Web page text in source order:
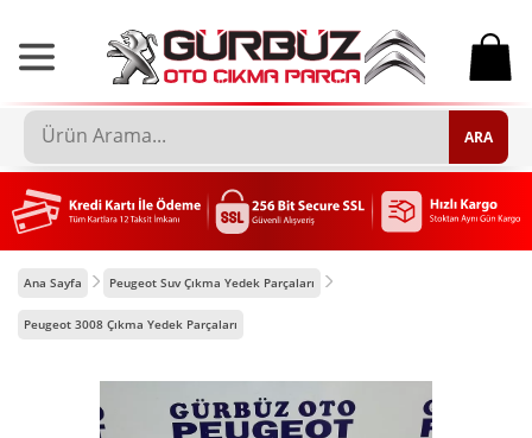
0
ARA
Ana Sayfa Peugeot Suv Çıkma Yedek Parçaları
Peugeot 3008 Çıkma Yedek Parçaları